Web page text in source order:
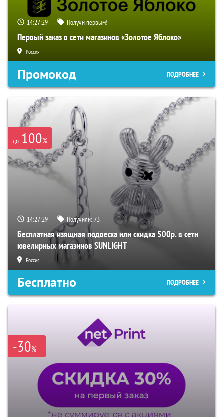
14:27:28 Получи первым!
Первый заказ в сети магазинов «Золотое Яблоко»
Россия
Промокод ПОДРОБНЕЕ
до 100%
14:27:28 Получили:73
Бесплатная изящная подвеска или скидка 500р. в сети
ювелирных магазинов SUNLIGHT
Россия
Бесплатно ПОДРОБНЕЕ
-30%